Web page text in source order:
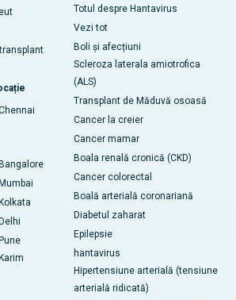
Totul despre Hantavirus
Vezi tot
Boli și afecțiuni
Scleroza laterala amiotrofica
(ALS)
Transplant de Măduvă osoasă
Cancer la creier
Cancer mamar
Boala renală cronică (CKD)
Cancer colorectal
Boală arterială coronariană
Diabetul zaharat
Epilepsie
hantavirus
Hipertensiune arterială (tensiune
arterială ridicată)